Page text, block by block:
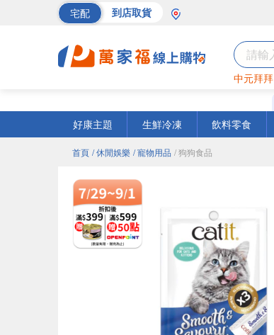
宅配 到店取貨
中元拜拜
好康主題
生鮮冷凍 飲料零食
首頁 / 休閒娛樂 / 寵物用品 / 狗狗食品